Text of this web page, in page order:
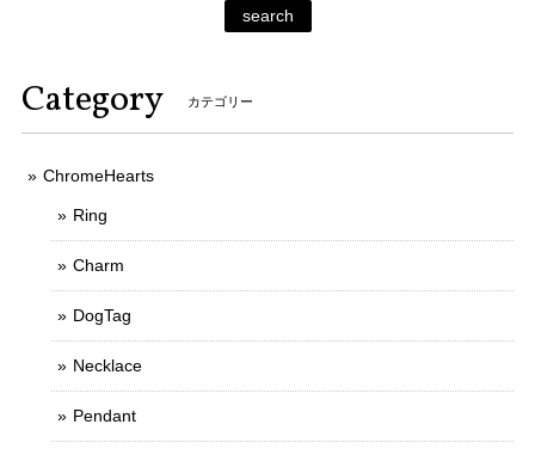
search
Category カテゴリー
ChromeHearts
Ring
Charm
DogTag
Necklace
Pendant